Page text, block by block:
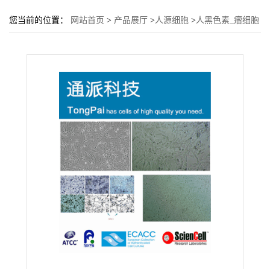
您当前的位置： 网站首页 > 产品展厅 >人源细胞 >人黑色素_瘤细胞